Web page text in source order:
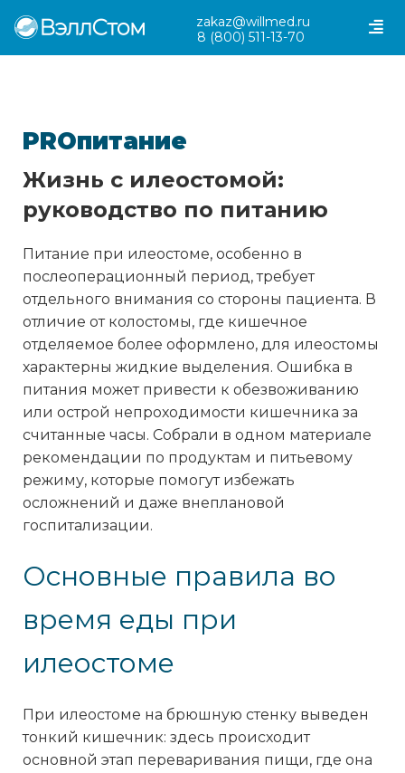
zakaz@willmed.ru
8 (800) 511-13-70
PROпитание
Жизнь с илеостомой:
руководство по питанию
Питание при илеостоме, особенно в
послеоперационный период, требует
отдельного внимания со стороны пациента. В
отличие от колостомы, где кишечное
отделяемое более оформлено, для илеостомы
характерны жидкие выделения. Ошибка в
питания может привести к обезвоживанию
или острой непроходимости кишечника за
считанные часы. Собрали в одном материале
рекомендации по продуктам и питьевому
режиму, которые помогут избежать
осложнений и даже внеплановой
госпитализации.
Основные правила во
время еды при
илеостоме
При илеостоме на брюшную стенку выведен
тонкий кишечник: здесь происходит
основной этап переваривания пищи, где она